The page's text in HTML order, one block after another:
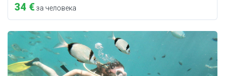
34 €за человека